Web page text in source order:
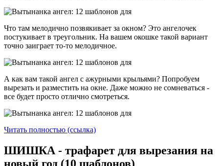
Что там мелодично позвякивает за окном? Это ангелочек
постукивает в треугольник. На вашем окошке такой вариант
точно заиграет то-то мелодичное.
А как вам такой ангел с ажурными крыльями? Попробуем
вырезать и разместить на окне. Даже можно не сомневаться -
все будет просто отлично смотреться.
Читать полностью (ссылка)
ШИШКА - трафарет для вырезания на